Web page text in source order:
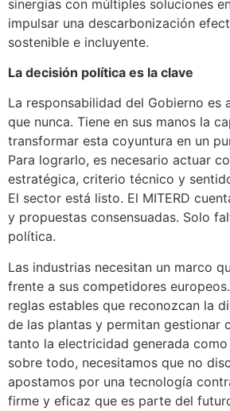
sinergias con múltiples soluciones
impulsar una descarbonización
sostenible e incluyente.
La decisión política es la clave
La responsabilidad del Gobierno es
que nunca. Tiene en sus manos la
transformar esta coyuntura en un
Para lograrlo, es necesario actuar
estratégica, criterio técnico y
El sector está listo. El MITERD
y propuestas consensuadas. Solo
política.
Las industrias necesitan un marco
frente a sus competidores
reglas estables que reconozcan la
de las plantas y permitan gestionar
tanto la electricidad generada como
sobre todo, necesitamos que no
apostamos por una tecnología
firme y eficaz que es parte del